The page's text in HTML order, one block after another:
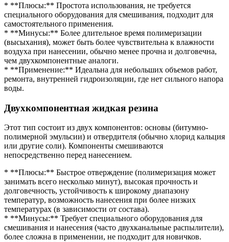
* **Плюсы:** Простота использования, не требуется
специального оборудования для смешивания, подходит для
самостоятельного применения.
* **Минусы:** Более длительное время полимеризации
(высыхания), может быть более чувствительна к влажности
воздуха при нанесении, обычно менее прочна и долговечна,
чем двухкомпонентные аналоги.
* **Применение:** Идеальна для небольших объемов работ,
ремонта, внутренней гидроизоляции, где нет сильного напора
воды.
Двухкомпонентная жидкая резина
Этот тип состоит из двух компонентов: основы (битумно-
полимерной эмульсии) и отвердителя (обычно хлорид кальция
или другие соли). Компоненты смешиваются
непосредственно перед нанесением.
* **Плюсы:** Быстрое отверждение (полимеризация может
занимать всего несколько минут), высокая прочность и
долговечность, устойчивость к широкому диапазону
температур, возможность нанесения при более низких
температурах (в зависимости от состава).
* **Минусы:** Требует специального оборудования для
смешивания и нанесения (часто двухканальные распылители),
более сложна в применении, не подходит для новичков.